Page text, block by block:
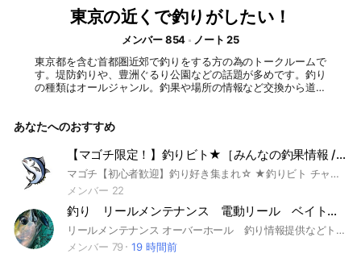
東京の近くで釣りがしたい！
メンバー 854
ノート 25
東京都を含む首都圏近郊で釣りをする方の為のトークルームで
す。堤防釣りや、豊洲ぐるり公園などの話題が多めです。釣り
の種類はオールジャンル。釣果や場所の情報など交換から道具
は調べてから質問する癖はつけましょう。立ち入り禁止エリア
あなたへのおすすめ
【マゴチ限定！】釣りビト★［みんなの釣果情報 / 海釣り / 川釣り / バス釣り ］
マゴチ【初心者歓迎】釣り好き集まれ☆ ★釣りビト チャット目的★ 釣りに関する情報交換😊 ◯ #釣果 情報交換 ◯釣り画像の共有 ◯釣り場所共有 ◯愛用の釣り具 ◯釣りテクのノウハウ共有 ◯釣りイベントの情報共有 ◯釣り関連のQ&A #海釣り #川釣り #渓流釣り #湖釣り #沖釣り #バス釣り #船釣り #キャンプ #アウトドア #ボート #海鮮 #魚料理 #釣り人 #釣り具 #マゴチ
メンバー 22
釣り リールメンテナンス 電動リール ベイトリール スピニングリール
リールメンテナンス オーバーホール 釣り情報提供などトークできたらと思い作成しました是非ご参加お待ちしてます🙇‍♂️ 自分は関東ルアーメインで活動してます よろしくお願い申し上げます。 参加するときはご挨拶お願いします🙇‍♂️ 挨拶ない場合削除させてもらいますご理解お願いします
メンバー 79
19 時間前